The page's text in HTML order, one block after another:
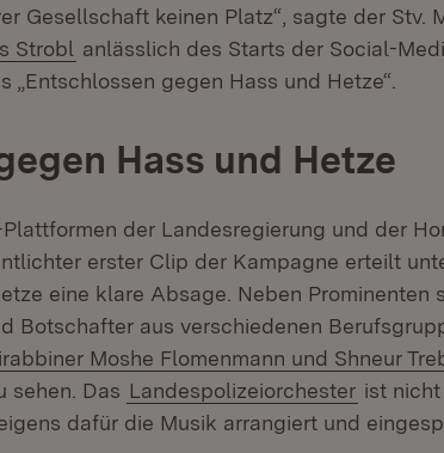
Gesellschaft keinen Platz“, sagte der Stv.
Strobl anlässlich des Starts der Social-
„Entschlossen gegen Hass und Hetze“.
Hass und Hetze
der Landesregierung und der
erster Clip der Kampagne erteilt
eine klare Absage. Neben Prominenten
Botschafter aus verschiedenen
Moshe Flomenmann und Shneur
sehen. Das Landespolizeiorchester ist
dafür die Musik arrangiert und